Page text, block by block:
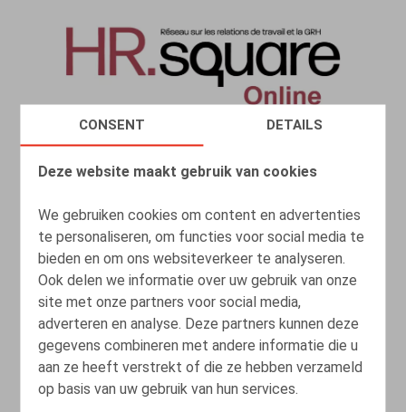
CONSENT DETAILS
Deze website maakt gebruik van cookies
We gebruiken cookies om content en advertenties
te personaliseren, om functies voor social media te
bieden en om ons websiteverkeer te analyseren.
Ook delen we informatie over uw gebruik van onze
site met onze partners voor social media,
adverteren en analyse. Deze partners kunnen deze
gegevens combineren met andere informatie die u
aan ze heeft verstrekt of die ze hebben verzameld
op basis van uw gebruik van hun services.
sociale sur la notion d’unité technique
d’exploitation
LEES MEER